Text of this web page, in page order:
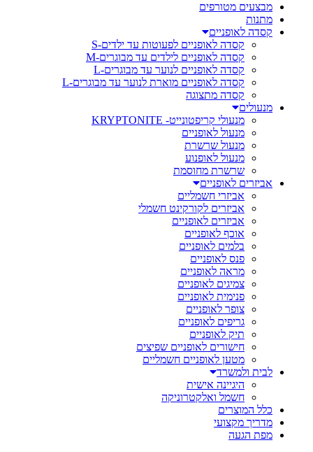
מבצעים מטורפים
מתנות
קסדה לאופניים
קסדה לאופניים לפעוטות עד ילדים-S
קסדה לאופניים לילדים עד מבוגרים-M
קסדה לאופניים לנוער עד מבוגרים-L
קסדה לאופניים מוארת לנוער עד מבוגרים-L
קסדה מתצוגה
מנעולים
מנעולי קריפטונייט- KRYPTONITE
מנעול לאופניים
מנעול שרשרת
מנעול לאופנוע
שרשרת מחוסמת
אביזרים לאופניים
אביזרי חשמליים
אביזרים לקורקינט חשמלי
אביזרים לאופניים
אוכף לאופניים
בלמים לאופניים
פנס לאופניים
מראה לאופניים
צמיגים לאופניים
פנימית לאופניים
צופר לאופניים
גריפים לאופניים
תיק לאופניים
חישורים לאופניים שפיצים
מטען לאופניים חשמליים
לבית ולמשרד
היגיינה אישית
חשמל ואלקטרוניקה
כלל המוצרים
מדריך מקצועי
מפת הגעה